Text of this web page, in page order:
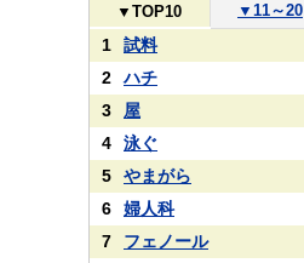
▼ TOP10 ▼ 11～20
1
試料
2
ハチ
3
屋
4
泳ぐ
5
やまがら
6
婦人科
7
フェノール